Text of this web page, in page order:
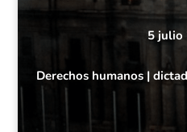
5 julio
Derechos humanos|